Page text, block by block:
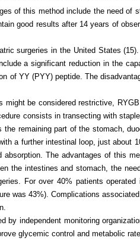
of this method include the need of
good results after 14 years of
surgeries in the United States
a significant reduction in the
of YY (PYY) peptide. The
might be considered restrictive,
consists in transecting with
remaining part of the stomach,
a further intestinal loop, just about
The advantages of this
the intestines and stomach, the
For over 40% patients
was 43%). Complications
independent monitoring
glycemic control and metabolic